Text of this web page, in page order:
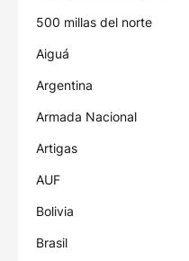
500 millas del norte
Aiguá
Argentina
Armada Nacional
Artigas
AUF
Bolivia
Brasil